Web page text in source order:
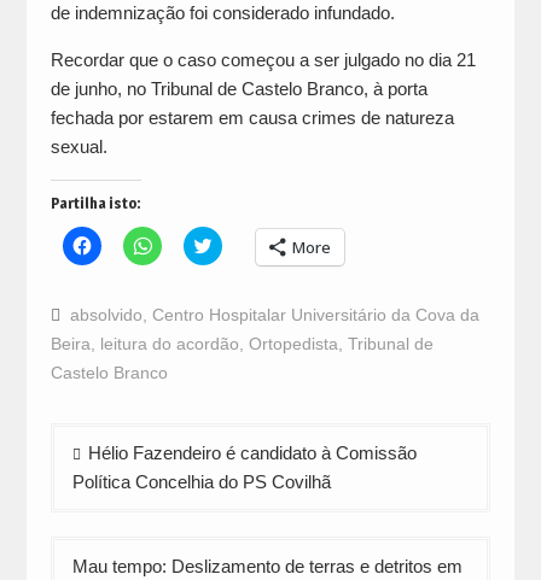
de indemnização foi considerado infundado.
Recordar que o caso começou a ser julgado no dia 21
de junho, no Tribunal de Castelo Branco, à porta
fechada por estarem em causa crimes de natureza
sexual.
Partilha isto:
Click
to
Facebook
(Opens
in
new
window)
Click
to
WhatsApp
(Opens
in
new
window)
Click
to
Twitter
(Opens
in
new
More
absolvido Centro Hospitalar Universitário da Cova da
Beira
leitura do acordão Ortopedista Tribunal de
Castelo Branco
Navegação
de
Hélio Fazendeiro é candidato à Comissão
Política Concelhia do PS Covilhã
Mau tempo: Deslizamento de terras e detritos em